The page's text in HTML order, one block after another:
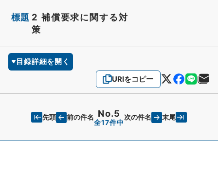
標題 2 補償要求に関する対
策
目録詳細を開く
URIをコピー
先頭 前の件名 No.5
全17件中
次の件名 末尾